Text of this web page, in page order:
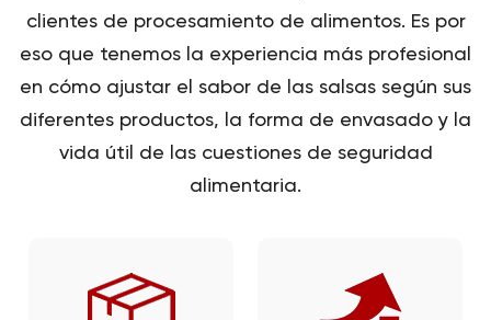
clientes de procesamiento de alimentos. Es por
eso que tenemos la experiencia más profesional
en cómo ajustar el sabor de las salsas según sus
diferentes productos, la forma de envasado y la
vida útil de las cuestiones de seguridad
alimentaria.